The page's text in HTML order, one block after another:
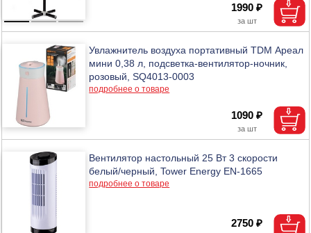
1990 ₽
Увлажнитель воздуха портативный TDM Ареал
мини 0,38 л, подсветка-вентилятор-ночник,
розовый, SQ4013-0003
подробнее о товаре
1090 ₽
Вентилятор настольный 25 Вт 3 скорости
белый/черный, Tower Energy EN-1665
подробнее о товаре
2750 ₽